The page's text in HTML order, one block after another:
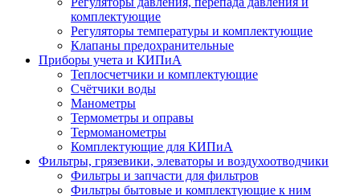
комплектующие
Регуляторы температуры и комплектующие
Клапаны предохранительные
Приборы учета и КИПиА
Теплосчетчики и комплектующие
Счётчики воды
Манометры
Термометры и оправы
Термоманометры
Комплектующие для КИПиА
Фильтры, грязевики, элеваторы и воздухоотводчики
Фильтры и запчасти для фильтров
Фильтры бытовые и комплектующие к ним